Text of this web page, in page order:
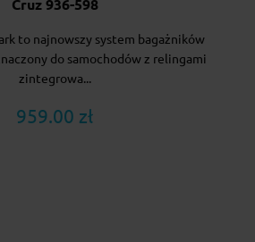
Cruz 936-598
to najnowszy system bagażników
do samochodów z relingami
zintegrowa...
959.00 zł